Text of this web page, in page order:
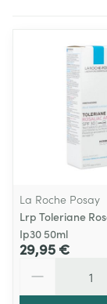
La Roche Posay
Lrp Toleriane
Ip30 50ml
29,95 €